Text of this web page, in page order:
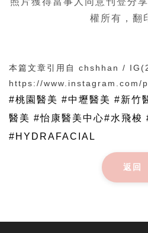
權所有，翻
本篇文章引用自 chshhan /
https://www.instagram.com/
#桃園醫美 #中壢醫美 #新竹
醫美 #怡康醫美中心#水飛梭
#HYDRAFACIAL
返回